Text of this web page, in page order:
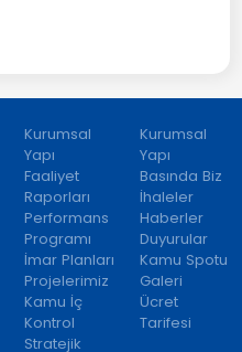
Kurumsal
Yapı
Faaliyet
Raporları
Performans
Programı
İmar Planları
Projelerimiz
Kamu İç
Kontrol
Stratejik
Kurumsal
Yapı
Basında Biz
İhaleler
Haberler
Duyurular
Kamu Spotu
Galeri
Ücret
Tarifesi